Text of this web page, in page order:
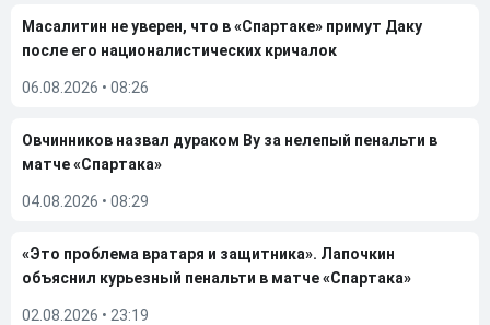
Масалитин не уверен, что в «Спартаке» примут Даку
после его националистических кричалок
06.08.2026 • 08:26
Овчинников назвал дураком Ву за нелепый пенальти в
матче «Спартака»
04.08.2026 • 08:29
«Это проблема вратаря и защитника». Лапочкин
объяснил курьезный пенальти в матче «Спартака»
02.08.2026 • 23:19